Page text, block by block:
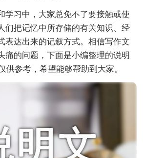
习中，大家总免不了要接触或使
们把记忆中所存储的有关知识、经
表达出来的记叙方式。相信写作文
痛的问题，下面是小编整理的说明
供参考，希望能够帮助到大家。